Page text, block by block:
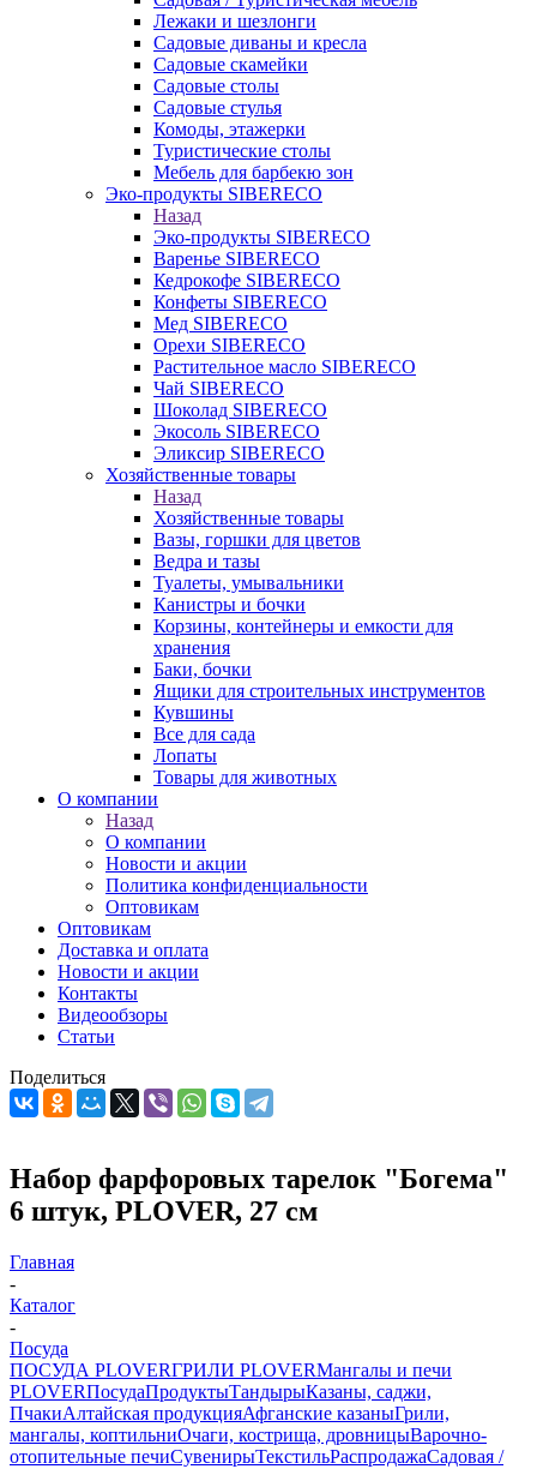
Лежаки и шезлонги
Садовые диваны и кресла
Садовые скамейки
Садовые столы
Садовые стулья
Комоды, этажерки
Туристические столы
Мебель для барбекю зон
Эко-продукты SIBERECO
Назад
Эко-продукты SIBERECO
Варенье SIBERECO
Кедрокофе SIBERECO
Конфеты SIBERECO
Мед SIBERECO
Орехи SIBERECO
Растительное масло SIBERECO
Чай SIBERECO
Шоколад SIBERECO
Экосоль SIBERECO
Эликсир SIBERECO
Хозяйственные товары
Назад
Хозяйственные товары
Вазы, горшки для цветов
Ведра и тазы
Туалеты, умывальники
Канистры и бочки
Корзины, контейнеры и емкости для
хранения
Баки, бочки
Ящики для строительных инструментов
Кувшины
Все для сада
Лопаты
Товары для животных
О компании
Назад
О компании
Новости и акции
Политика конфиденциальности
Оптовикам
Оптовикам
Доставка и оплата
Новости и акции
Контакты
Видеообзоры
Статьи
Поделиться
Набор фарфоровых тарелок "Богема"
6 штук, PLOVER, 27 см
Главная
-
Каталог
-
Посуда
ПОСУДА PLOVERГРИЛИ PLOVERМангалы и печи
PLOVERПосудаПродуктыТандырыКазаны, саджи,
ПчакиАлтайская продукцияАфганские казаныГрили,
мангалы, коптильниОчаги, кострища, дровницыВарочно-
отопительные печиСувенирыТекстильРаспродажаСадовая /